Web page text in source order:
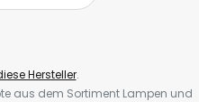
Hersteller.
aus dem Sortiment Lampen und